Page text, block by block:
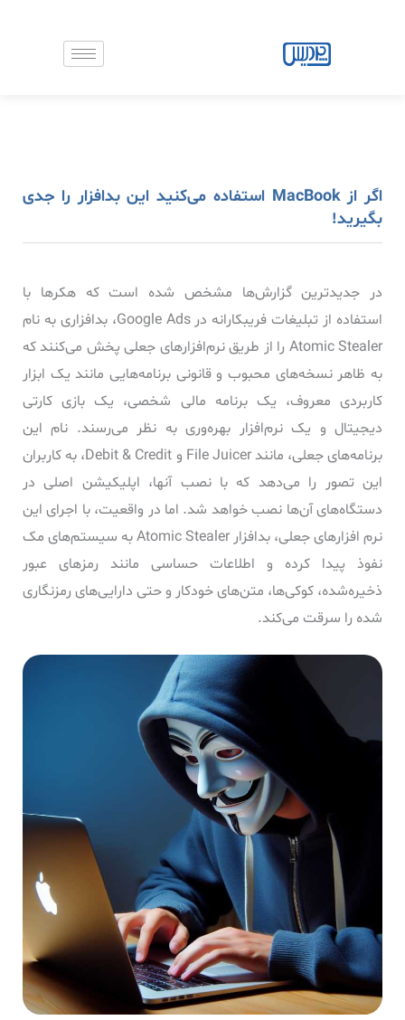
اگر از MacBook استفاده می‌کنید این بدافزار را جدی
بگیرید!
در جدیدترین گزارش‌ها مشخص شده است که هکرها با
استفاده از تبلیغات فریبکارانه در Google Ads، بدافزاری به نام
Atomic Stealer را از طریق نرم‌افزارهای جعلی پخش می‌کنند که
به ظاهر نسخه‌های محبوب و قانونی برنامه‌هایی مانند یک ابزار
کاربردی معروف، یک برنامه مالی شخصی، یک بازی کارتی
دیجیتال و یک نرم‌افزار بهره‌وری به نظر می‌رسند. نام این
برنامه‌های جعلی، مانند File Juicer و Debit & Credit، به کاربران
این تصور را می‌دهد که با نصب آنها، اپلیکیشن اصلی در
دستگاه‌های آن‌ها نصب خواهد شد. اما در واقعیت، با اجرای این
نرم افزارهای جعلی، بدافزار Atomic Stealer به سیستم‌های مک
نفوذ پیدا کرده و اطلاعات حساسی مانند رمزهای عبور
ذخیره‌شده، کوکی‌ها، متن‌های خودکار و حتی دارایی‌های رمزنگاری
شده را سرقت می‌کند.